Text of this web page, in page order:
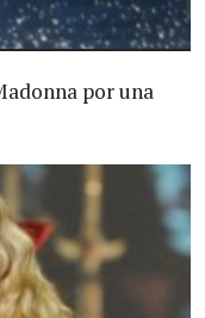
por una